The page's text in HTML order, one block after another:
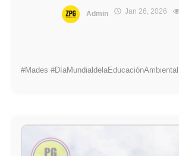
Admin Jan 26, 2026
#Mades #DíaMundialdelaEducaciónAmbiental